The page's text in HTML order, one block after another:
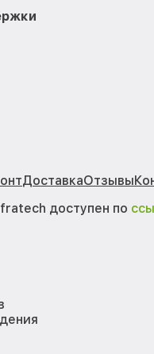
ДоставкаОтзывы
доступен по